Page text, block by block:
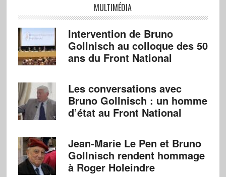
MULTIMÉDIA
Intervention de Bruno
Gollnisch au colloque des 50
ans du Front National
Les conversations avec
Bruno Gollnisch : un homme
d’état au Front National
Jean-Marie Le Pen et Bruno
Gollnisch rendent hommage
à Roger Holeindre